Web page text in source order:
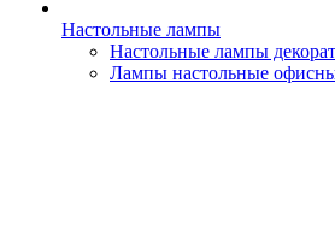
Настольные лампы
Настольные лампы
Лампы настольные